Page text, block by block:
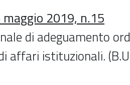
maggio 2019, n.15
di adeguamento
affari istituzionali.